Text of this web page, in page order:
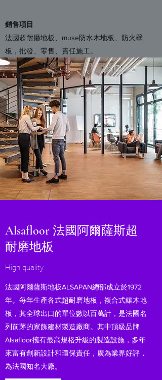
銷售項目
法國超耐磨地板、muse防水木地板、防火壁
板，批發、零售、責任施工。
Alsafloor 法國阿爾薩斯超
耐磨地板
High quality
法國阿爾薩斯地板ALSAPAN總部成立於1972
年。每年生產各式超耐磨地板，複合式鑲木地
板，其全球出口的單位數以百萬計，是法國名
列前茅的家飾建材製造廠商。其中頂級品牌
Alsafloor擁有最高規格升級的製造設施，多年
來富有創新設計和環保責任，廣為業界好評，
為法國知名大廠。